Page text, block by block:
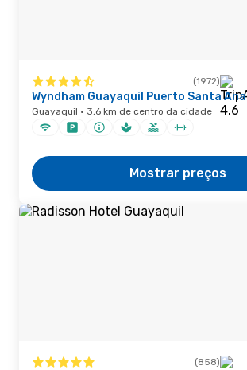
(1972)
Wyndham Guayaquil Puerto Santa Ana
Guayaquil · 3,6 km de centro da cidade
Mostrar preços
(858)